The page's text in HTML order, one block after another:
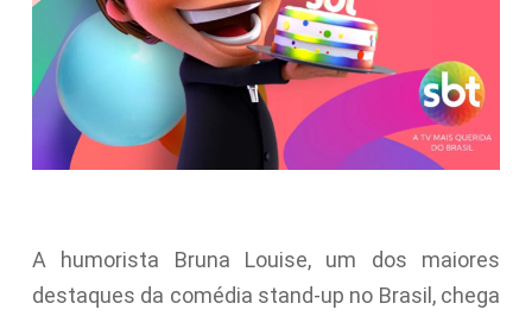
A humorista Bruna Louise, um dos maiores
destaques da comédia stand-up no Brasil, chega